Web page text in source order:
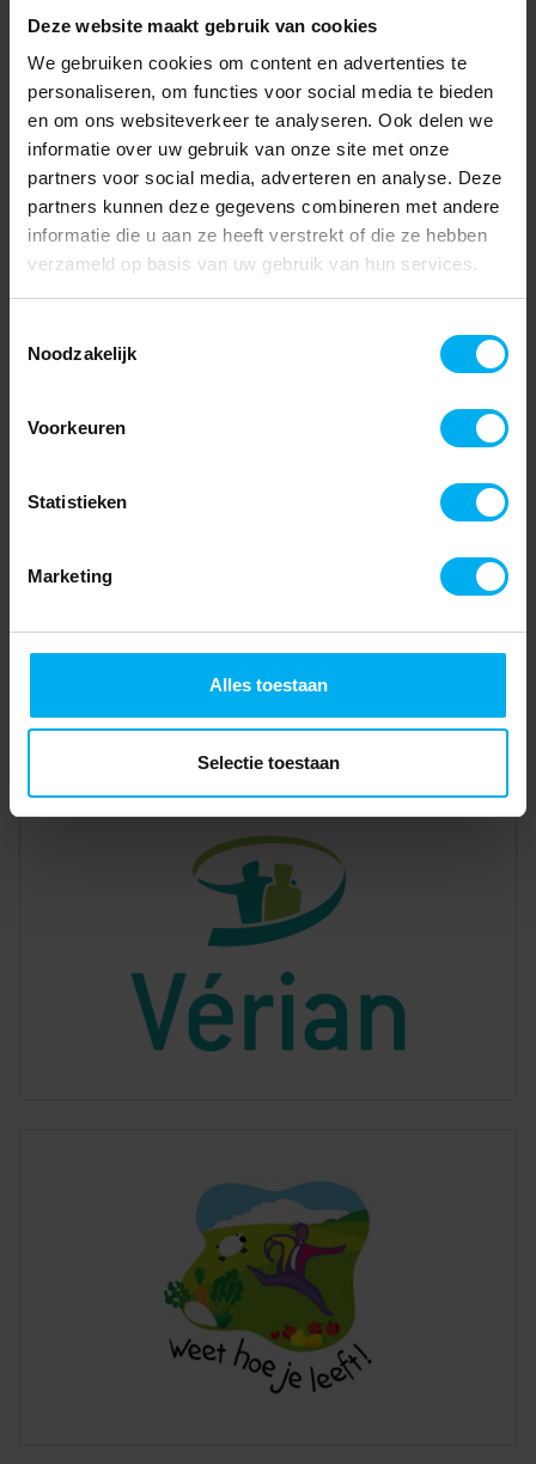
Deze website maakt gebruik van cookies
We gebruiken cookies om content en advertenties te
personaliseren, om functies voor social media te bieden
en om ons websiteverkeer te analyseren. Ook delen we
informatie over uw gebruik van onze site met onze
partners voor social media, adverteren en analyse. Deze
partners kunnen deze gegevens combineren met andere
informatie die u aan ze heeft verstrekt of die ze hebben
verzameld op basis van uw gebruik van hun services.
Noodzakelijk
Voorkeuren
Statistieken
Marketing
Alles toestaan
Selectie toestaan